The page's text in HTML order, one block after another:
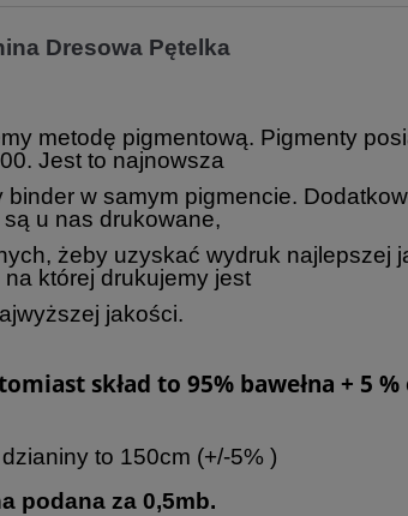
kosztów
Dresowa Pętelka
metodę pigmentową. Pigmenty
Jest to najnowsza
w samym pigmencie.
są u nas drukowane,
żeby uzyskać wydruk najlepszej
na której drukujemy jest
jakości.
skład to 95% bawełna + 5 %
to 150cm (+/-5% )
podana za 0,5mb.